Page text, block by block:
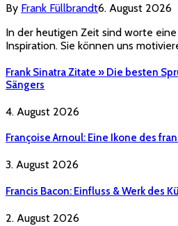
By Frank Füllbrandt6. August 2026
In der heutigen Zeit sind worte
Inspiration. Sie können uns
Frank Sinatra Zitate » Die besten
Sängers
4. August 2026
Françoise Arnoul: Eine Ikone des
3. August 2026
Francis Bacon: Einfluss & Werk des
2. August 2026